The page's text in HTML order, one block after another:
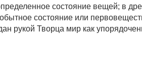
состояние вещей; в
состояние или
рукой Творца мир как